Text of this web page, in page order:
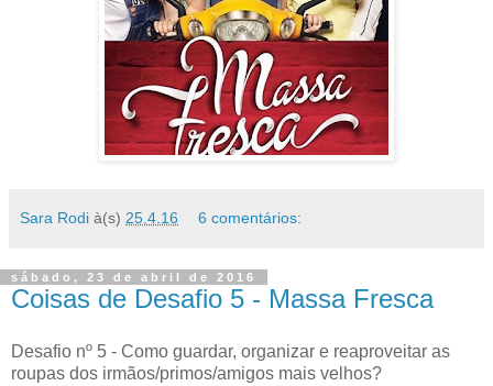
Sara Rodi à(s) 25.4.16 6 comentários:
sábado, 23 de abril de 2016
Coisas de Desafio 5 - Massa Fresca
Desafio nº 5 - Como guardar, organizar e reaproveitar as
roupas dos irmãos/primos/amigos mais velhos?